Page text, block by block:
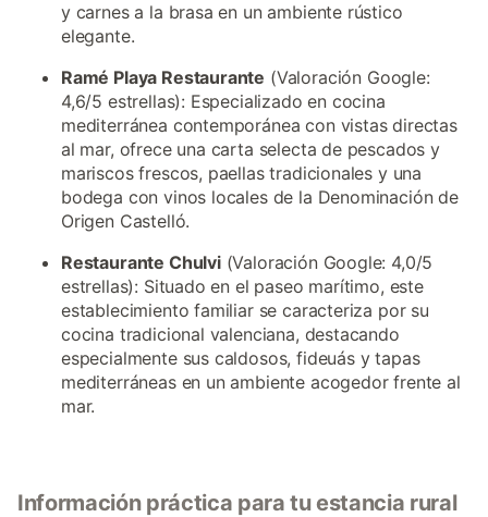
y carnes a la brasa en un ambiente rústico
elegante.
Ramé Playa Restaurante (Valoración Google:
4,6/5 estrellas): Especializado en cocina
mediterránea contemporánea con vistas directas
al mar, ofrece una carta selecta de pescados y
mariscos frescos, paellas tradicionales y una
bodega con vinos locales de la Denominación de
Origen Castelló.
Restaurante Chulvi(Valoración Google: 4,0/5
estrellas): Situado en el paseo marítimo, este
establecimiento familiar se caracteriza por su
cocina tradicional valenciana, destacando
especialmente sus caldosos, fideuás y tapas
mediterráneas en un ambiente acogedor frente al
mar.
Información práctica para tu estancia rural